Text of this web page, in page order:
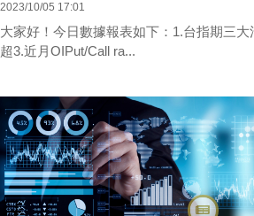
2023/10/05 17:01
大家好！今日數據報表如下：1.台指期三
超3.近月OIPut/Call ra...